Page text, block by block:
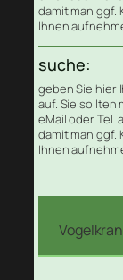
damit man ggf.
Ihnen
suche:
geben Sie hier
auf. Sie sollten
eMail oder Tel.
damit man ggf.
Ihnen